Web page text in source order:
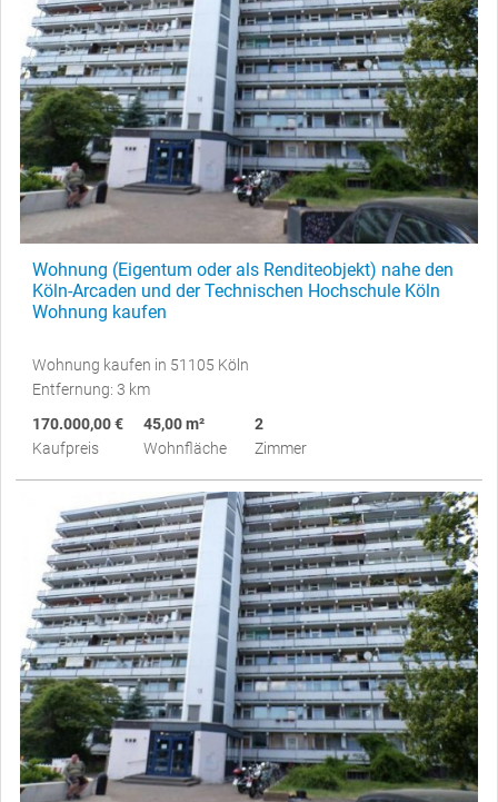
Wohnung (Eigentum oder als Renditeobjekt) nahe den
Köln-Arcaden und der Technischen Hochschule Köln
Wohnung kaufen
Wohnung kaufen in 51105 Köln
Entfernung: 3 km
170.000,00 €
Kaufpreis
45,00 m²
Wohnfläche
2
Zimmer